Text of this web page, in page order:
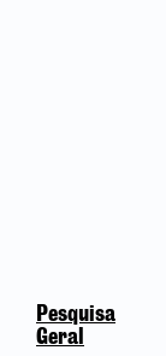
Pesquisa
Geral